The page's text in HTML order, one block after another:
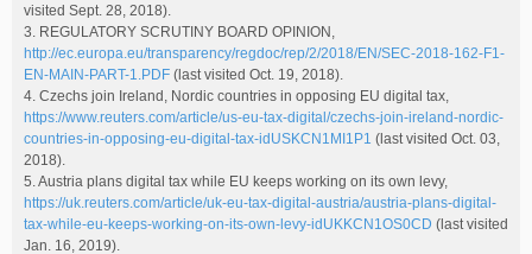
visited Sept. 28, 2018).
3. REGULATORY SCRUTINY BOARD OPINION,
http://ec.europa.eu/transparency/regdoc/rep/2/2018/EN/SEC-2018-162-F1-
EN-MAIN-PART-1.PDF (last visited Oct. 19, 2018).
4. Czechs join Ireland, Nordic countries in opposing EU digital tax,
https://www.reuters.com/article/us-eu-tax-digital/czechs-join-ireland-nordic-
countries-in-opposing-eu-digital-tax-idUSKCN1MI1P1 (last visited Oct. 03,
2018).
5. Austria plans digital tax while EU keeps working on its own levy,
https://uk.reuters.com/article/uk-eu-tax-digital-austria/austria-plans-digital-
tax-while-eu-keeps-working-on-its-own-levy-idUKKCN1OS0CD (last visited
Jan. 16, 2019).